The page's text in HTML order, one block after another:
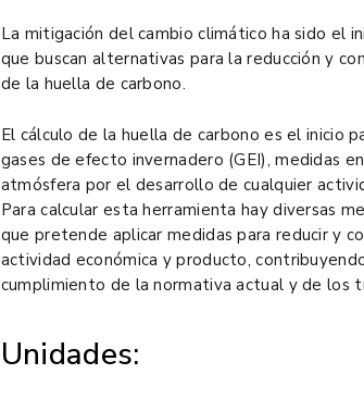
La mitigación del cambio climático ha sido el
que buscan alternativas para la reducción y
de la huella de carbono.
El cálculo de la huella de carbono es el inicio
gases de efecto invernadero (GEI), medidas
atmósfera por el desarrollo de cualquier
Para calcular esta herramienta hay diversas
que pretende aplicar medidas para reducir y
actividad económica y producto,
cumplimiento de la normativa actual y de los
Unidades: